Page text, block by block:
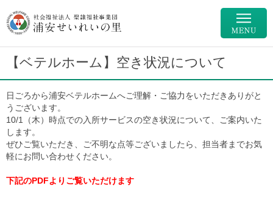
【ベテルホーム】空き状況について
日ごろから浦安ベテルホームへご理解・ご協力をいただきありがと
うございます。
10/1（木）時点での入所サービスの空き状況について、ご案内いた
します。
ぜひご覧いただき、ご不明な点等ございましたら、担当者までお気
軽にお問い合わせください。
下記のPDFよりご覧いただけます